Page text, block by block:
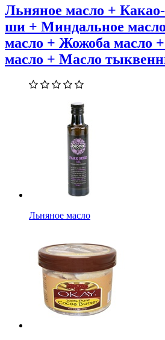
Льняное масло +
ши + Миндальное
масло + Жожоба масло
масло + Масло
Льняное масло